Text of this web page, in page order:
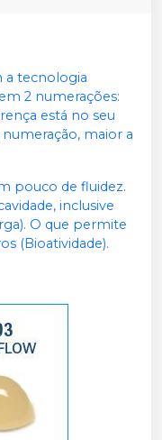
a tecnologia
2 numerações:
está no seu
maior a
pouco de fluidez.
inclusive
O que permite
(Bioatividade).